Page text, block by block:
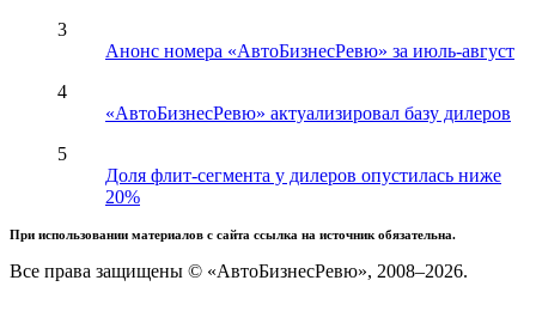
3
Анонс номера «АвтоБизнесРевю» за июль-август
4
«АвтоБизнесРевю» актуализировал базу дилеров
5
Доля флит-сегмента у дилеров опустилась ниже
20%
При использовании материалов с сайта ссылка на источник обязательна.
Все права защищены © «АвтоБизнесРевю», 2008–2026.